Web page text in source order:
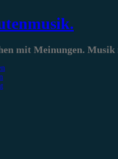
mit Meinungen.